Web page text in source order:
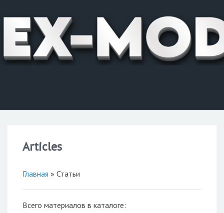
Articles
Главная » Статьи
Всего материалов в каталоге: